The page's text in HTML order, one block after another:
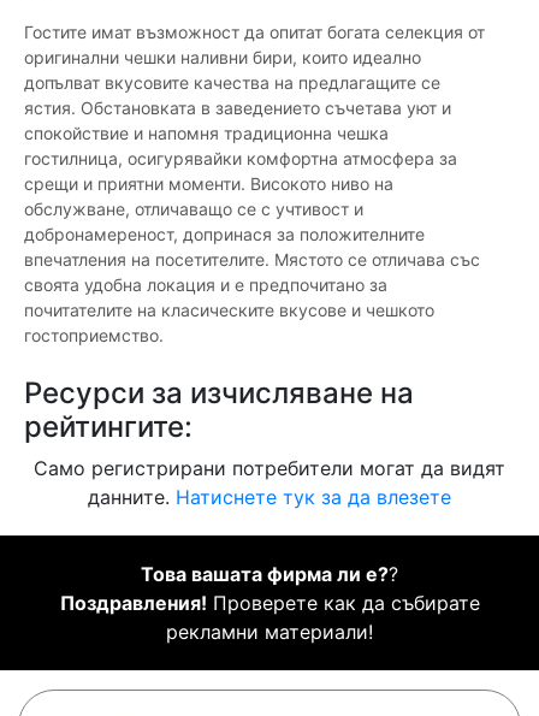
Гостите имат възможност да опитат богата селекция от
оригинални чешки наливни бири, които идеално
допълват вкусовите качества на предлагащите се
ястия. Обстановката в заведението съчетава уют и
спокойствие и напомня традиционна чешка
гостилница, осигурявайки комфортна атмосфера за
срещи и приятни моменти. Високото ниво на
обслужване, отличаващо се с учтивост и
добронамереност, допринася за положителните
впечатления на посетителите. Мястото се отличава със
своята удобна локация и е предпочитано за
почитателите на класическите вкусове и чешкото
гостоприемство.
Ресурси за изчисляване на
рейтингите:
Само регистрирани потребители могат да видят
данните. Натиснете тук за да влезете
Това вашата фирма ли е??
Поздравления! Проверете как да събирате
рекламни материали!